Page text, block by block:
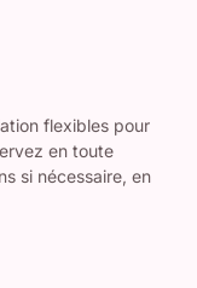
flexibles pour
en toute
si nécessaire, en